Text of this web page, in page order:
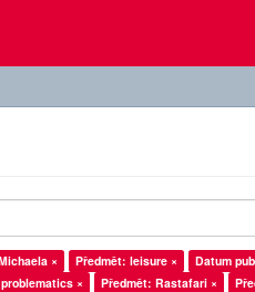
× Předmět: leisure ×
Datum
× Předmět: Rastafari ×